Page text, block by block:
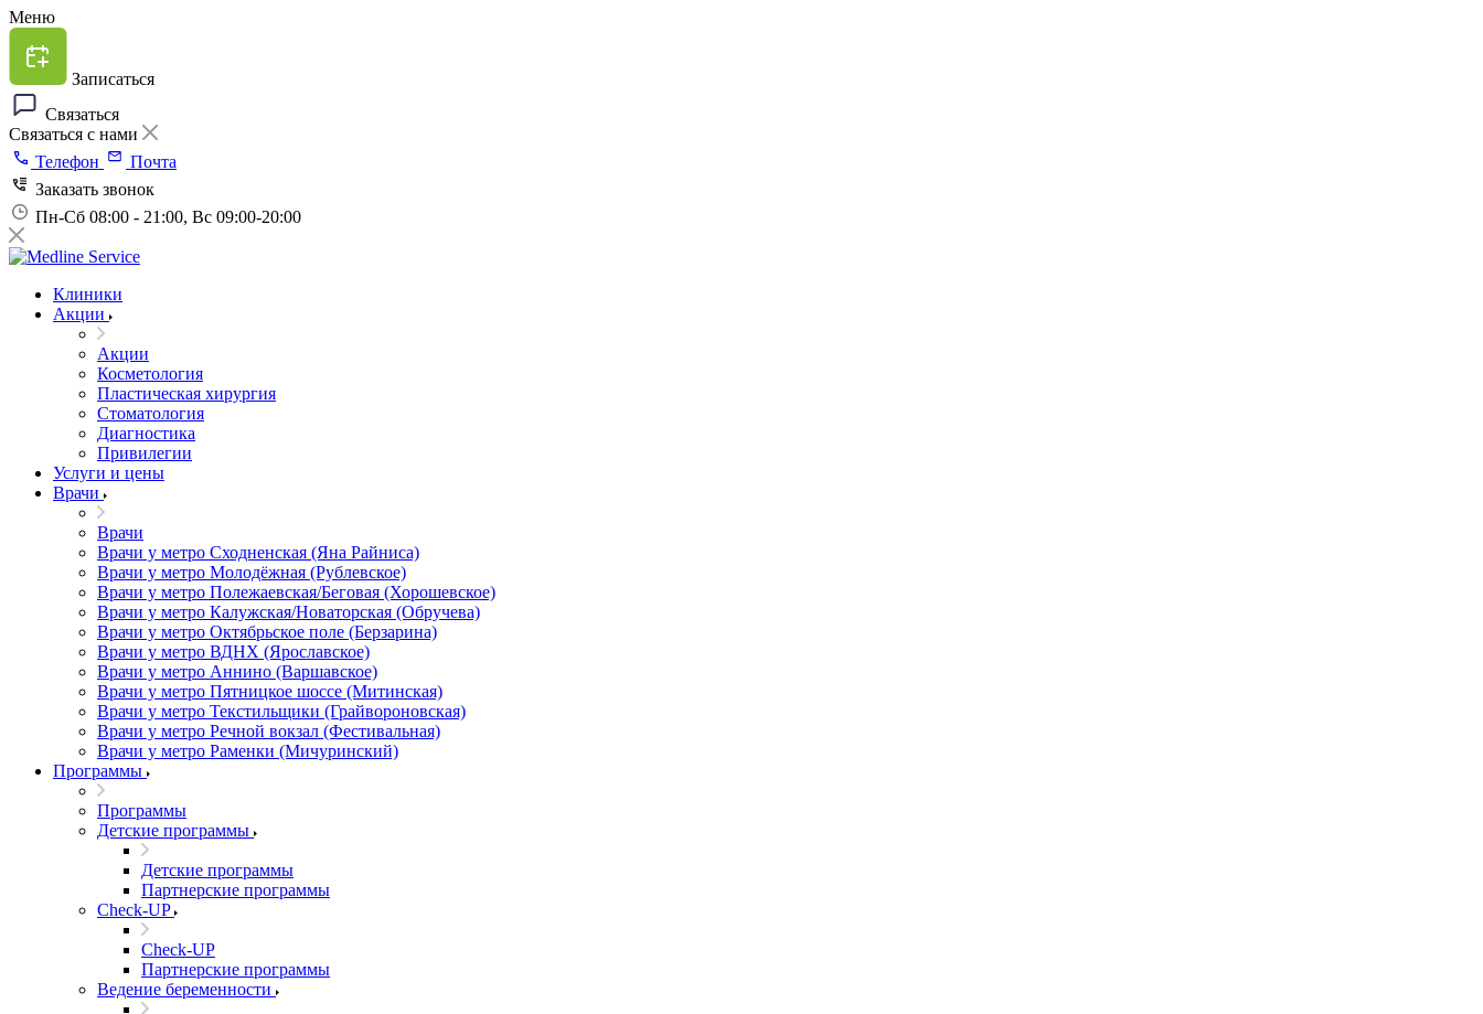
Меню
Записаться
Связаться
Связаться с нами
Телефон
Почта
Заказать звонок
Пн-Сб 08:00 - 21:00, Вс 09:00-20:00
Клиники
Акции
Акции
Косметология
Пластическая хирургия
Стоматология
Диагностика
Привилегии
Услуги и цены
Врачи
Врачи
Врачи у метро Сходненская (Яна Райниса)
Врачи у метро Молодёжная (Рублевское)
Врачи у метро Полежаевская/Беговая (Хорошевское)
Врачи у метро Калужская/Новаторская (Обручева)
Врачи у метро Октябрьское поле (Берзарина)
Врачи у метро ВДНХ (Ярославское)
Врачи у метро Аннино (Варшавское)
Врачи у метро Пятницкое шоссе (Митинская)
Врачи у метро Текстильщики (Грайвороновская)
Врачи у метро Речной вокзал (Фестивальная)
Врачи у метро Раменки (Мичуринский)
Программы
Программы
Детские программы
Детские программы
Партнерские программы
Check-UP
Check-UP
Партнерские программы
Ведение беременности